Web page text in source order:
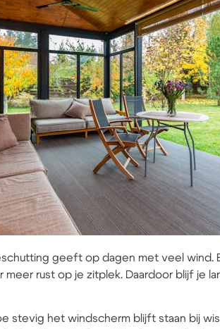
geeft op dagen met veel wind.
rust op je zitplek. Daardoor blijf je
stevig het windscherm blijft staan bij